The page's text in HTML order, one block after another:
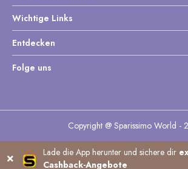
Wichtige Links
Entdecken
Folge uns
Copyright @ Sparissimo World -
Lade die App herunter und sichere dir
Cashback-Angebote